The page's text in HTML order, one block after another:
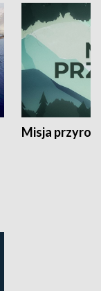
Misja